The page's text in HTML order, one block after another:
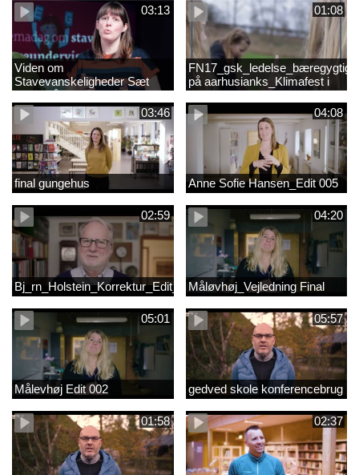
03:13
Viden om
Stavevanskeligheder Sæt
fokus på stavning
01:08
på aarhusianks_Klimafest i
børnehøjde
03:46
final gungehus
04:08
Anne Sofie Hansen_Edit 005
02:59 04:20
Måløvhøj_Vejledning Final
05:01
Målevhøj Edit 002
05:57
gedved skole konferencebrug
01:58 02:37